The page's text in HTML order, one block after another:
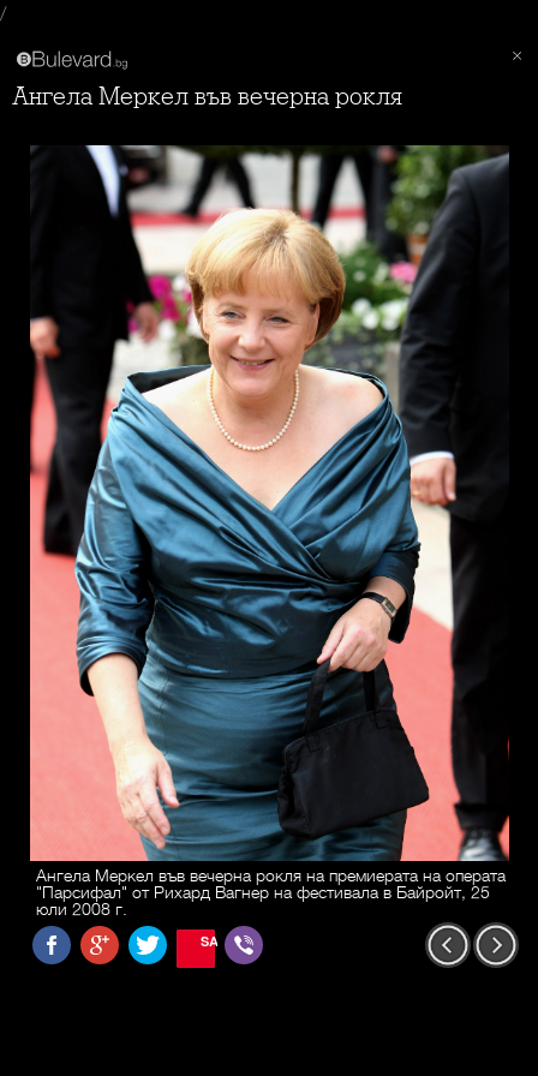
/
Ангела Меркел във вечерна рокля
Ангела Меркел във вечерна рокля на премиерата на операта
"Парсифал" от Рихард Вагнер на фестивала в Байройт, 25
юли 2008 г.
SAVE